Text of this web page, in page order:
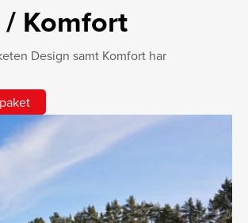
Komfort
Design samt Komfort har